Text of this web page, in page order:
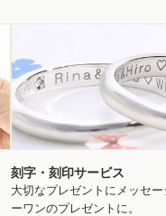
刻字・刻印サービス
大切なプレゼントにメッセ
ーワンのプレゼントに。